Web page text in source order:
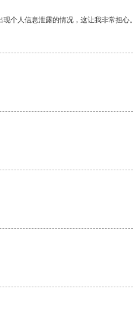
个人信息泄露的情况，这让我非常担心。